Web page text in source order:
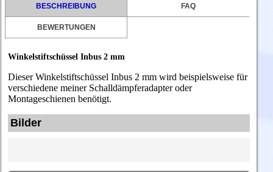
BESCHREIBUNG FAQ
BEWERTUNGEN
Winkelstiftschüssel Inbus 2 mm
Dieser Winkelstiftschüssel Inbus 2 mm wird beispielsweise für
verschiedene meiner Schalldämpferadapter oder
Montageschienen benötigt.
Bilder